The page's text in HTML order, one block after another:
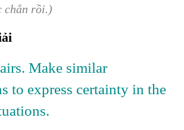
chắn rồi.)
Make similar
to express certainty in the